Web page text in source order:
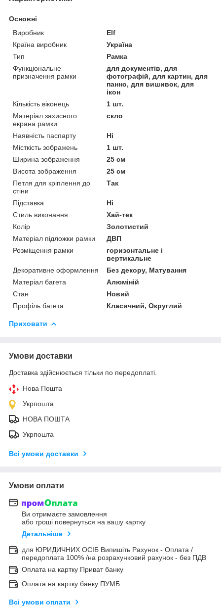
Основні
Виробник
Elf
Країна виробник
Україна
Тип
Рамка
Функціональне
призначення рамки
для документів, для
фотографій, для картин, для
панно, для вишивок, для
ікон
Кількість віконець
1 шт.
Матеріал захисного
екрана рамки
скло
Наявність паспарту
Ні
Місткість зображень
1 шт.
Ширина зображення
25 см
Висота зображення
25 см
Петля для кріплення до
стіни
Так
Підставка
Ні
Стиль виконання
Хай-тек
Колір
Золотистий
Матеріал підложки рамки
ДВП
Розміщення рамки
горизонтальне і
вертикальне
Декоративне оформлення
Без декору, Матування
Матеріал багета
Алюміній
Стан
Новий
Профіль багета
Класичний, Округлий
Приховати
Умови доставки
Доставка здійснюється тільки по передоплаті.
Нова Пошта
Укрпошта
НОВА ПОШТА
Укрпошта
Всі умови доставки
Умови оплати
Ви отримаєте замовлення
або гроші повернуться на вашу картку
Детальніше
для ЮРИДИЧНИХ ОСІБ Випишіть Рахунок - Оплата /
передоплата 100% /на розрахунковий рахунок - без ПДВ
Оплата на картку Приват банку
Оплата на картку банку ПУМБ
Всі умови оплати